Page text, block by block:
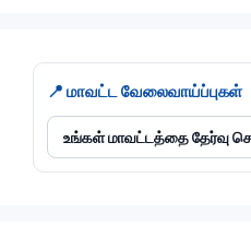
📍 மாவட்ட வேலைவாய்ப்புகள்